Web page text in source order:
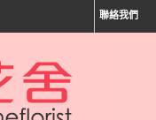
聯絡我們